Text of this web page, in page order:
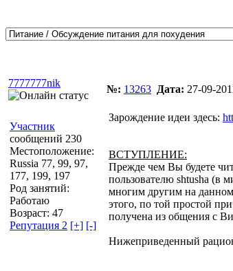
7777777nik
№: 13263 Дата: 27-09-
Участник
сообщений 230
Местоположение:
Russia 77, 99, 97,
177, 199, 197
Род занятий:
Работаю
Возраст: 47
Репутация 2 [+] [-]
Зарождение идеи здесь:
ВСТУПЛЕНИЕ:
Прежде чем Вы будете
пользователю shtusha (в
многим другим на данном
этого, по той простой
получена из общения с
Нижеприведенный